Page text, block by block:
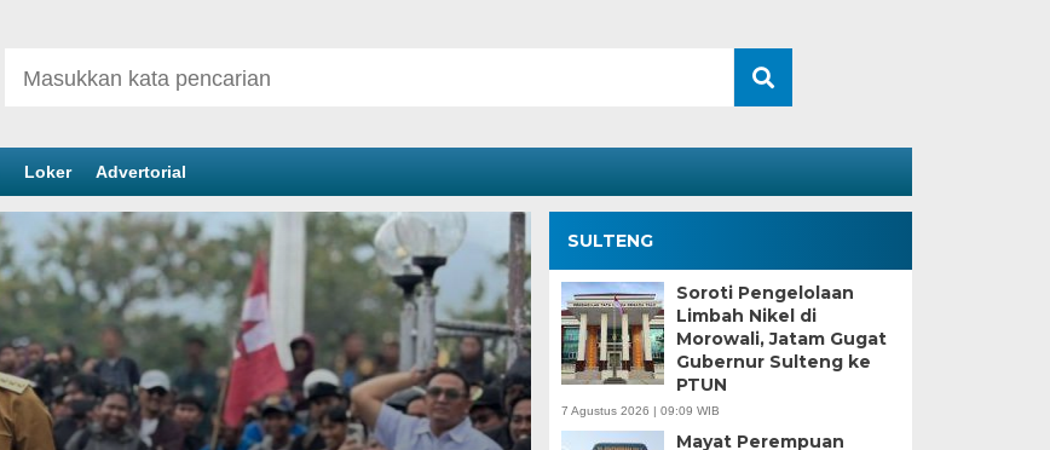
Loker Advertorial
SULTENG
Soroti Pengelolaan
Limbah Nikel di
Morowali, Jatam Gugat
Gubernur Sulteng ke
PTUN
7 Agustus 2026 | 09:09 WIB
Mayat Perempuan